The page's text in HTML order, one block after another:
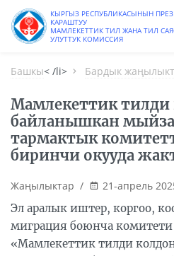
КЫРГЫЗ РЕСПУБЛИКАСЫНЫН
КАРАШТУУ
МАМЛЕКЕТТИК ТИЛ ЖАНА ТИЛ
УЛУТТУК КОМИССИЯ
Башкы< /li> Бардык
Мамлекеттик тилди
байланышкан
тармактык
биринчи окууда
Жаңылыктар / 21-апрель
Эл аралык иштер, коргоо,
миграция боюнча комитети
«Мамлекеттик тилди